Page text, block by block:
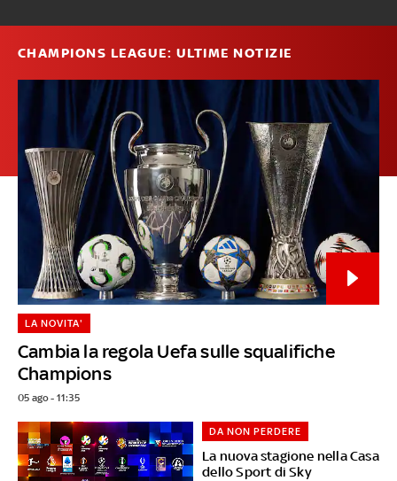
CHAMPIONS LEAGUE: ULTIME NOTIZIE
Cambia la regola Uefa sulle squalifiche
Champions
LA NOVITA'
05 ago - 11:35
La nuova stagione nella Casa
dello Sport di Sky
DA NON PERDERE